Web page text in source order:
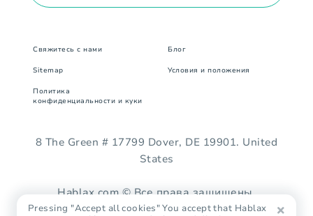
Свяжитесь с нами Блог
Sitemap Условия и положения
Политика
конфиденциальности и куки
8 The Green # 17799 Dover, DE 19901. United
States
Hablax.com © Все права защищены.
Pressing "Accept all cookies" You accept that Hablax